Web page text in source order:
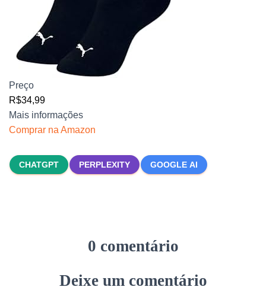
Preço
R$34,99
Mais informações
Comprar na Amazon
CHATGPT PERPLEXITY GOOGLE AI
0 comentário
Deixe um comentário